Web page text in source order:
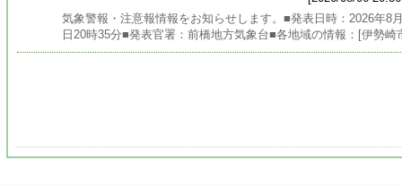
気象警報・注意報情報をお知らせします。■発表日時：2026年8
日20時35分■発表官署：前橋地方気象台■各地域の情報：[伊勢崎